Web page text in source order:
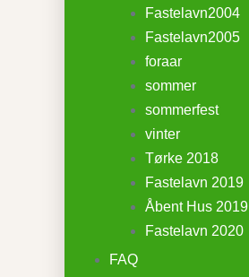
Fastelavn2004
Fastelavn2005
foraar
sommer
sommerfest
vinter
Tørke 2018
Fastelavn 2019
Åbent Hus 2019
Fastelavn 2020
FAQ